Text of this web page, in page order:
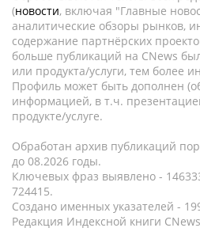
(новости, включая "Главные
аналитические обзоры рынков,
содержание партнёрских
больше публикаций на CNews
или продукта/услуги, тем более
Профиль может быть дополнен
информацией, в т.ч.
продукте/услуге.
Обработан архив публикаций
до 08.2026 годы.
Ключевых фраз выявлено -
724415.
Создано именных указателей -
Редакция Индексной книги